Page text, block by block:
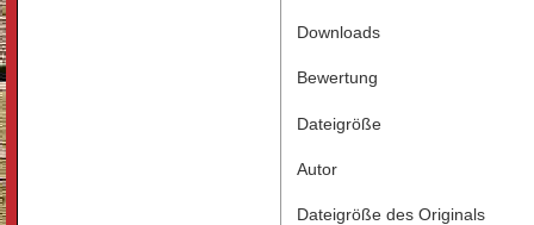
Downloads
Bewertung
Dateigröße
Autor
Dateigröße des Originals